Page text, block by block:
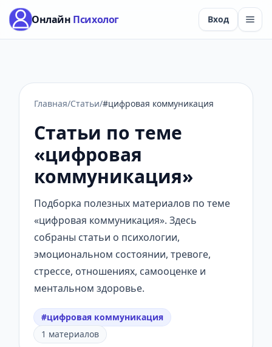
Онлайн Психолог Вход
Главная/Статьи/#цифровая коммуникация
Статьи по теме
«цифровая
коммуникация»
Подборка полезных материалов по теме
«цифровая коммуникация». Здесь
собраны статьи о психологии,
эмоциональном состоянии, тревоге,
стрессе, отношениях, самооценке и
ментальном здоровье.
#цифровая коммуникация
1 материалов